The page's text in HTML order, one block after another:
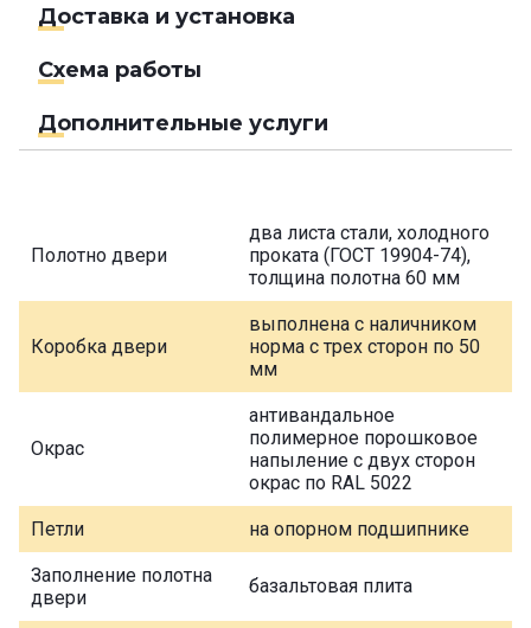
Доставка и установка
Схема работы
Дополнительные услуги
Полотно двери
два листа стали, холодного
проката (ГОСТ 19904-74),
толщина полотна 60 мм
Коробка двери
выполнена с наличником
норма с трех сторон по 50
мм
Окрас
антивандальное
полимерное порошковое
напыление с двух сторон
окрас по RAL 5022
Петли на опорном подшипнике
Заполнение полотна
двери
базальтовая плита